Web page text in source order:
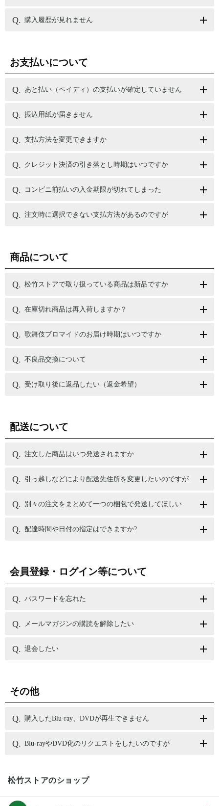
購入履歴が見れません
お支払いについて
あと払い（ペイディ）の支払いが確定していません
振込用紙が届きません
支払方法を変更できますか
クレジット決済の引き落とし時期はいつですか
コンビニ前払いの入金期限が切れてしまった
注文時に選択できない支払方法があるのですが
商品について
松竹ストアで取り扱っている商品は新品ですか
在庫切れ商品は再入荷しますか？
歌舞伎ブロマイドのお届け時期はいつですか
不良品交換について
受け取り後に返品したい（返金希望）
配送について
注文した商品はいつ発送されますか
引っ越しなどにより配送先住所を変更したいのですが
別々の注文をまとめて一つの梱包で発送してほしい
配達時間や日付の指定はできますか?
会員登録・ログイン等について
パスワードを忘れた
メールマガジンの購読を解除したい
退会したい
その他
購入したBlu-ray、DVDが再生できません
Blu-rayやDVD化のリクエストをしたいのですが
松竹ストアのショップ